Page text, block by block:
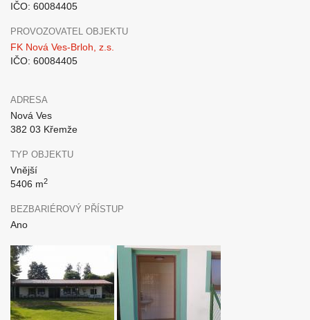
IČO: 60084405
PROVOZOVATEL OBJEKTU
FK Nová Ves-Brloh, z.s.
IČO: 60084405
ADRESA
Nová Ves
382 03 Křemže
TYP OBJEKTU
Vnější
5406 m2
BEZBARIÉROVÝ PŘÍSTUP
Ano